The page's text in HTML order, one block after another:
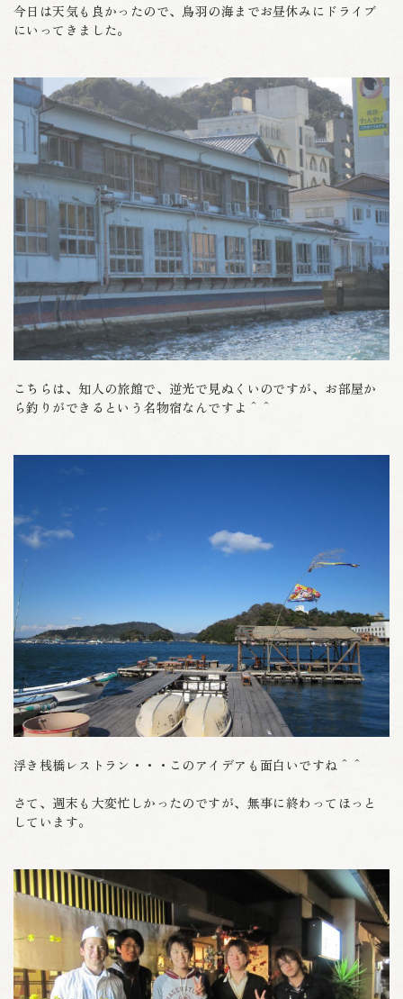
今日は天気も良かったので、鳥羽の海までお昼休みにドライブ
にいってきました。
こちらは、知人の旅館で、逆光で見ぬくいのですが、お部屋か
ら釣りができるという名物宿なんですよ＾＾
浮き桟橋レストラン・・・このアイデアも面白いですね＾＾
さて、週末も大変忙しかったのですが、無事に終わってほっと
しています。